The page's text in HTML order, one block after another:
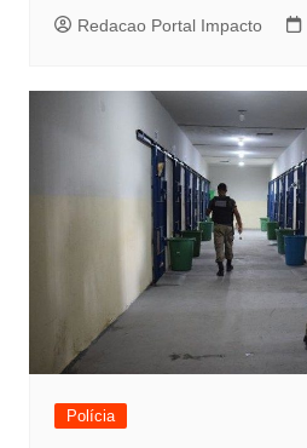
Redacao Portal Impacto
Polícia